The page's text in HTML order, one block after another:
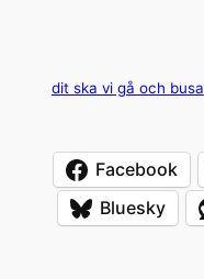
dit ska vi gå och busa
Facebook
Bluesky